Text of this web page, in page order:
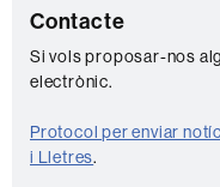
C
o
n
t
a
Contacte
Si vols proposar-nos
electrònic.
Protocol per enviar
i Lletres.